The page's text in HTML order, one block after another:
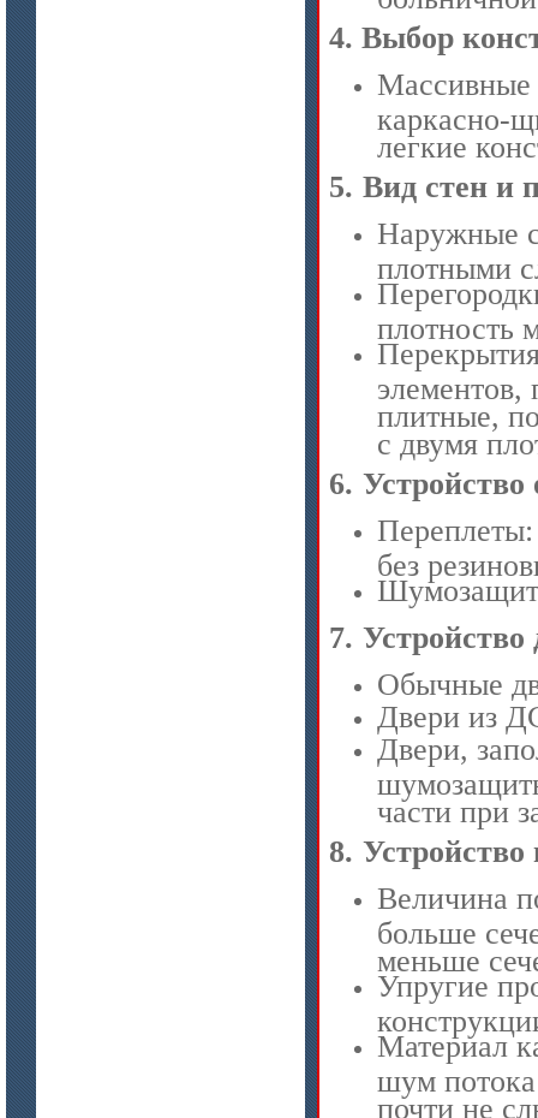
4. Выбор
Массивные
каркасно-
легкие
5. Вид стен и
Наружные
плотными
плотность
элементов,
плитные,
с двумя
6. Устройство
без
7. Устройство
Обычные
Двери из
Двери,
части при
8. Устройство
Величина
больше
меньше
Упругие
Материал
шум
почти не